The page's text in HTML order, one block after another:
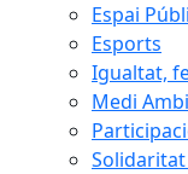
Espai
Esports
Igualtat,
Medi